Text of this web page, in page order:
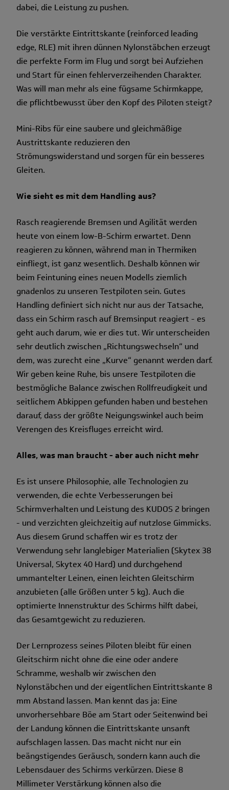
dabei, die Leistung zu pushen.
Die verstärkte Eintrittskante (reinforced leading
edge, RLE) mit ihren dünnen Nylonstäbchen erzeugt
die perfekte Form im Flug und sorgt bei Aufziehen
und Start für einen fehlerverzeihenden Charakter.
Was will man mehr als eine fügsame Schirmkappe,
die pflichtbewusst über den Kopf des Piloten steigt?
Mini-Ribs für eine saubere und gleichmäßige
Austrittskante reduzieren den
Strömungswiderstand und sorgen für ein besseres
Gleiten.
Wie sieht es mit dem Handling aus?
Rasch reagierende Bremsen und Agilität werden
heute von einem low-B-Schirm erwartet. Denn
reagieren zu können, während man in Thermiken
einfliegt, ist ganz wesentlich. Deshalb können wir
beim Feintuning eines neuen Modells ziemlich
gnadenlos zu unseren Testpiloten sein. Gutes
Handling definiert sich nicht nur aus der Tatsache,
dass ein Schirm rasch auf Bremsinput reagiert - es
geht auch darum, wie er dies tut. Wir unterscheiden
sehr deutlich zwischen „Richtungswechseln“ und
dem, was zurecht eine „Kurve“ genannt werden darf.
Wir geben keine Ruhe, bis unsere Testpiloten die
bestmögliche Balance zwischen Rollfreudigkeit und
seitlichem Abkippen gefunden haben und bestehen
darauf, dass der größte Neigungswinkel auch beim
Verengen des Kreisfluges erreicht wird.
Alles, was man braucht - aber auch nicht mehr
Es ist unsere Philosophie, alle Technologien zu
verwenden, die echte Verbesserungen bei
Schirmverhalten und Leistung des KUDOS 2 bringen
- und verzichten gleichzeitig auf nutzlose Gimmicks.
Aus diesem Grund schaffen wir es trotz der
Verwendung sehr langlebiger Materialien (Skytex 38
Universal, Skytex 40 Hard) und durchgehend
ummantelter Leinen, einen leichten Gleitschirm
anzubieten (alle Größen unter 5 kg). Auch die
optimierte Innenstruktur des Schirms hilft dabei,
das Gesamtgewicht zu reduzieren.
Der Lernprozess seines Piloten bleibt für einen
Gleitschirm nicht ohne die eine oder andere
Schramme, weshalb wir zwischen den
Nylonstäbchen und der eigentlichen Eintrittskante 8
mm Abstand lassen. Man kennt das ja: Eine
unvorhersehbare Böe am Start oder Seitenwind bei
der Landung können die Eintrittskante unsanft
aufschlagen lassen. Das macht nicht nur ein
beängstigendes Geräusch, sondern kann auch die
Lebensdauer des Schirms verkürzen. Diese 8
Millimeter Verstärkung können also die